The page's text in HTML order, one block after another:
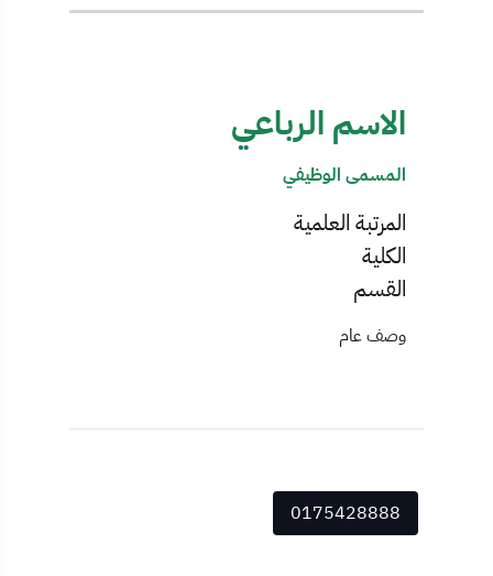
الاسم الرباعي
المسمى الوظيفي
المرتبة العلمية
الكلية
القسم
وصف عام
0175428888